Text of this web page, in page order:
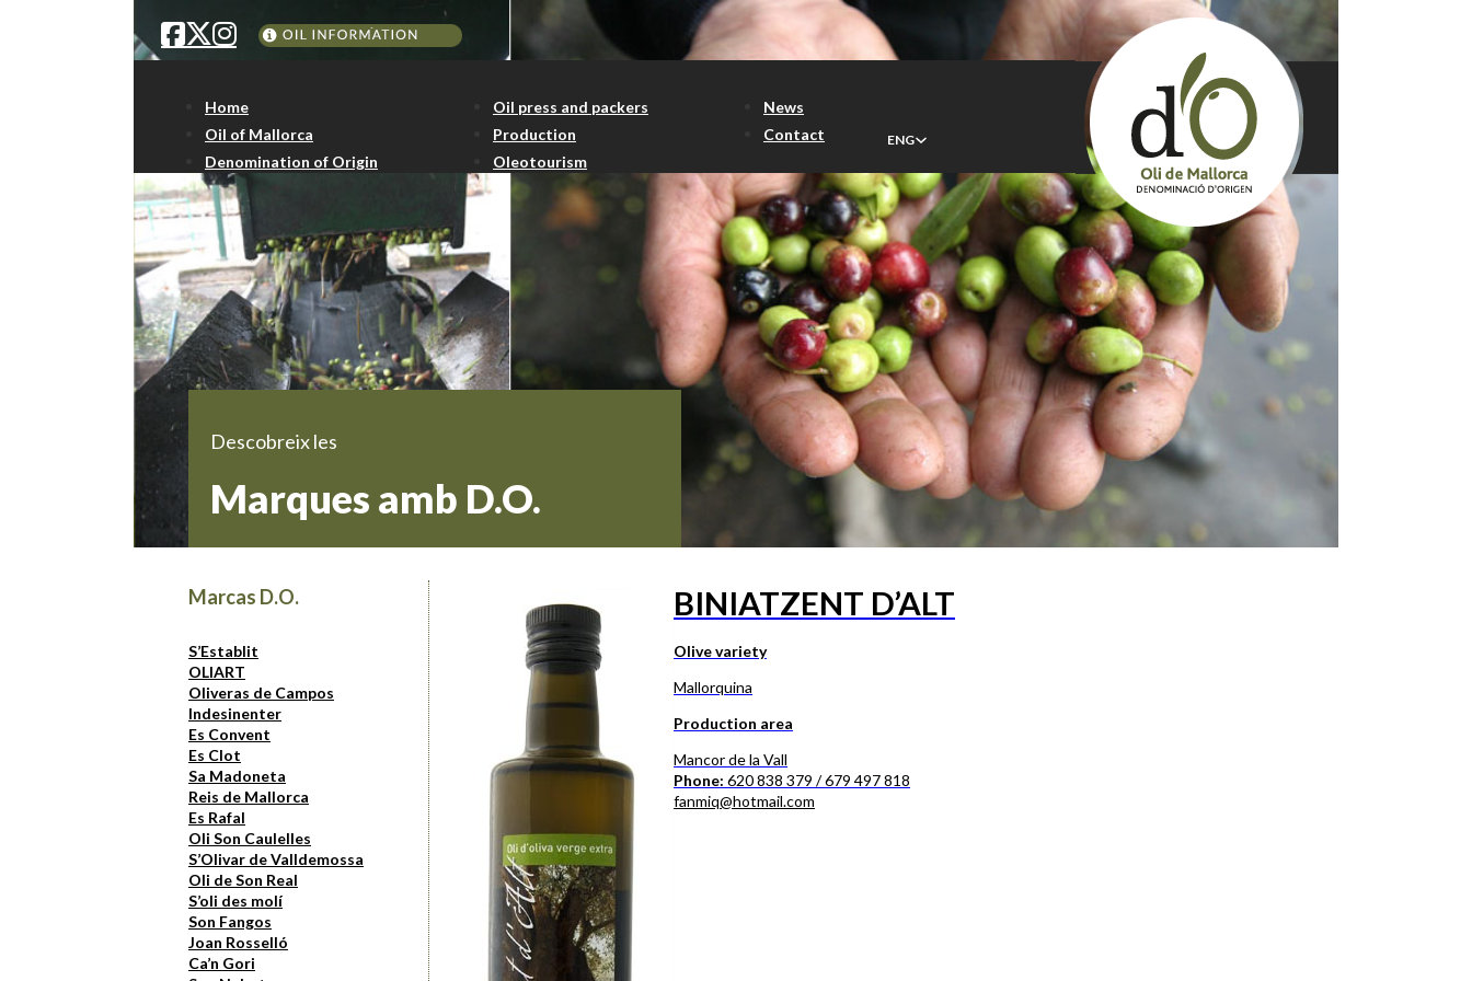
Home
Oil of Mallorca
Denomination of Origin
Oil press and packers
Production
Oleotourism
News
Contact
ENG
Descobreix les
Marques amb D.O.
Marcas D.O.
S’Establit
OLIART
Oliveras de Campos
Indesinenter
Es Convent
Es Clot
Sa Madoneta
Reis de Mallorca
Es Rafal
Oli Son Caulelles
S’Olivar de Valldemossa
Oli de Son Real
S’oli des molí
Son Fangos
Joan Rosselló
Ca’n Gori
BINIATZENT D’ALT
Olive variety
Mallorquina
Production area
Mancor de la Vall
Phone: 620 838 379 / 679 497 818
fanmiq@hotmail.com